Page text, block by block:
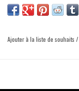
Ajouter à la liste de souhaits /